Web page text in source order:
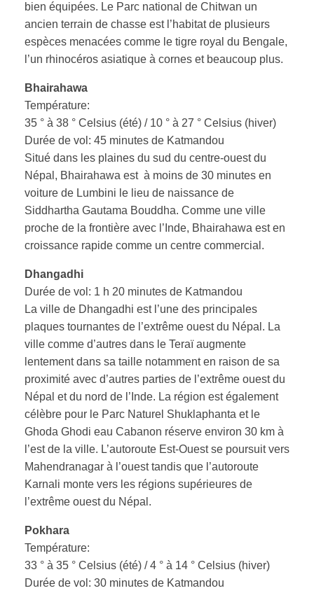
bien équipées. Le Parc national de Chitwan un
ancien terrain de chasse est l’habitat de plusieurs
espèces menacées comme le tigre royal du Bengale,
l’un rhinocéros asiatique à cornes et beaucoup plus.
Bhairahawa
Température:
35 ° à 38 ° Celsius (été) / 10 ° à 27 ° Celsius (hiver)
Durée de vol: 45 minutes de Katmandou
Situé dans les plaines du sud du centre-ouest du
Népal, Bhairahawa est à moins de 30 minutes en
voiture de Lumbini le lieu de naissance de
Siddhartha Gautama Bouddha. Comme une ville
proche de la frontière avec l’Inde, Bhairahawa est en
croissance rapide comme un centre commercial.
Dhangadhi
Durée de vol: 1 h 20 minutes de Katmandou
La ville de Dhangadhi est l’une des principales
plaques tournantes de l’extrême ouest du Népal. La
ville comme d’autres dans le Teraï augmente
lentement dans sa taille notamment en raison de sa
proximité avec d’autres parties de l’extrême ouest du
Népal et du nord de l’Inde. La région est également
célèbre pour le Parc Naturel Shuklaphanta et le
Ghoda Ghodi eau Cabanon réserve environ 30 km à
l’est de la ville. L’autoroute Est-Ouest se poursuit vers
Mahendranagar à l’ouest tandis que l’autoroute
Karnali monte vers les régions supérieures de
l’extrême ouest du Népal.
Pokhara
Température:
33 ° à 35 ° Celsius (été) / 4 ° à 14 ° Celsius (hiver)
Durée de vol: 30 minutes de Katmandou